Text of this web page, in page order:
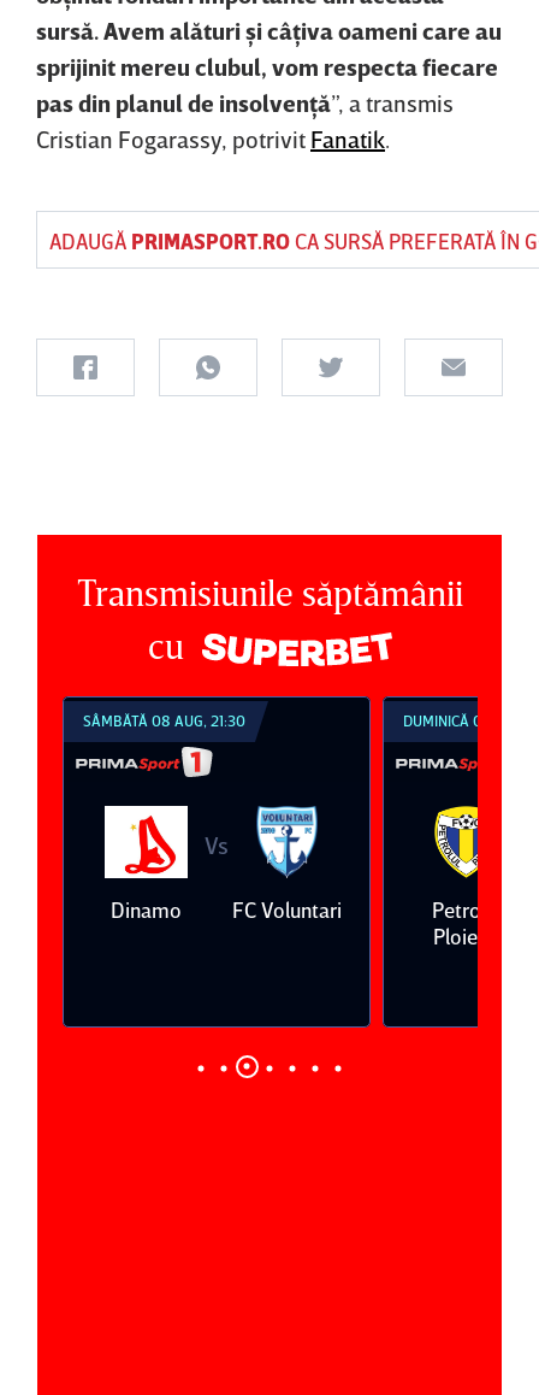
sursă. Avem alături şi câţiva oameni care au
sprijinit mereu clubul, vom respecta fiecare
pas din planul de insolvenţă”, a transmis
Cristian Fogarassy, potrivit Fanatik
ADAUGĂ PRIMASPORT.ROCA SURSĂ PREFERATĂ ÎN
Transmisiunile săptămânii
cu
SÂMBĂTĂ 08 AUG, 21:30
Dinamo
Vs
FC Voluntari
DUMINICĂ 09 AUG,
Petrolul
Ploieşti